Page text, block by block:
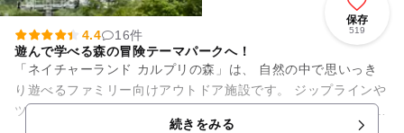
保存
519
4.4
16件
遊んで学べる森の冒険テーマパークへ！
「ネイチャーランド カルプリの森」は、 自然の中で思いっき
り遊べるファミリー向けアウトドア施設です。 ジップラインや
ツリートレッキングなど、 親子で楽しめるアクティビティが充
続きをみる